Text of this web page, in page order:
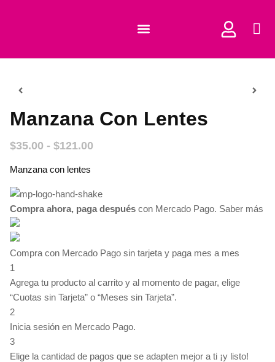
Manzana Con Lentes
$35.00 - $121.00
Manzana con lentes
Compra ahora, paga después con Mercado Pago. Saber más
Compra con Mercado Pago sin tarjeta y paga mes a mes
1
Agrega tu producto al carrito y al momento de pagar, elige
“Cuotas sin Tarjeta” o “Meses sin Tarjeta”.
2
Inicia sesión en Mercado Pago.
3
Elige la cantidad de pagos que se adapten mejor a ti ¡y listo!